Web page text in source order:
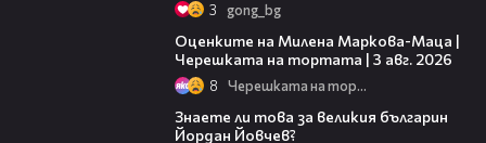
3 gong_bg
Оценките на Милена Маркова-Маца |
Черешката на тортата | 3 авг. 2026
8 Черешката на тортата
Знаете ли това за великия българин
Йордан Йовчев?